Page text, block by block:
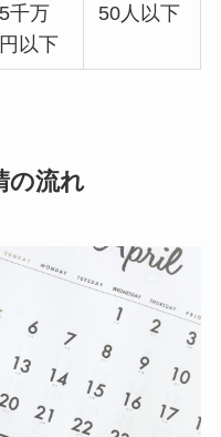
5千万
円以下
50人以下
の流れ